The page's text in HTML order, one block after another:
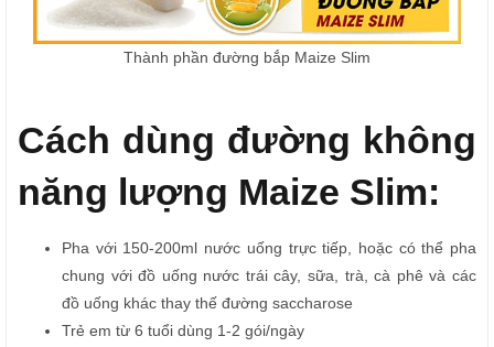
Thành phần đường bắp Maize Slim
Cách dùng đường không
năng lượng Maize Slim:
Pha với 150-200ml nước uống trực tiếp, hoặc có thể pha
chung với đồ uống nước trái cây, sữa, trà, cà phê và các
đồ uống khác thay thế đường saccharose
Trẻ em từ 6 tuổi dùng 1-2 gói/ngày